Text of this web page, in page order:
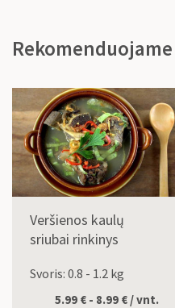
Veršienos kaulų
sriubai rinkinys
Svoris: 0.8 - 1.2 kg
5.99 € - 8.99 € / vnt.